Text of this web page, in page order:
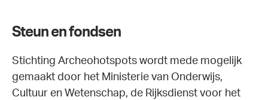
Steun en fondsen
Stichting Archeohotspots wordt mede mogelijk
gemaakt door het Ministerie van Onderwijs,
Cultuur en Wetenschap, de Rijksdienst voor het